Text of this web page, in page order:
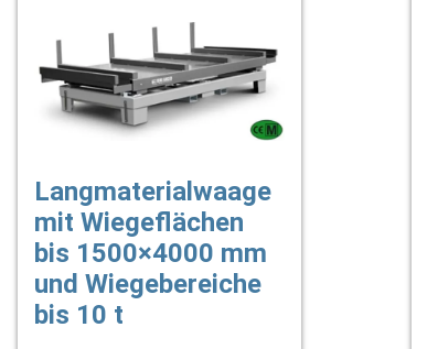
Langmaterialwaage
mit Wiegeflächen
bis 1500×4000 mm
und Wiegebereiche
bis 10 t